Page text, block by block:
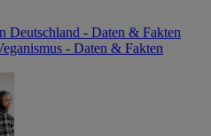
Deutschland - Daten & Fakten
- Daten & Fakten